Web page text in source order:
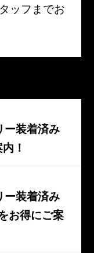
ッフまでお
ー装着済み
！
ー装着済み
お得にご案